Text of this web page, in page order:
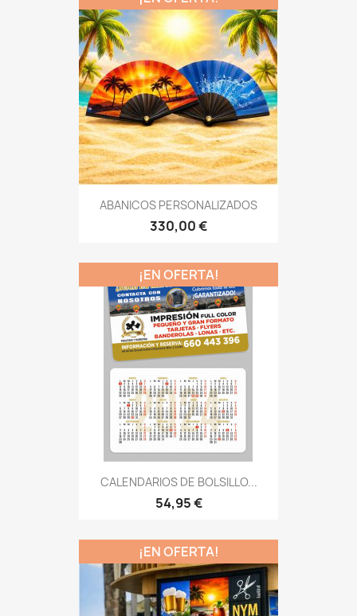
ABANICOS PERSONALIZADOS
330,00 €
CALENDARIOS DE BOLSILLO...
54,95 €
¡EN OFERTA!
¡EN OFERTA!